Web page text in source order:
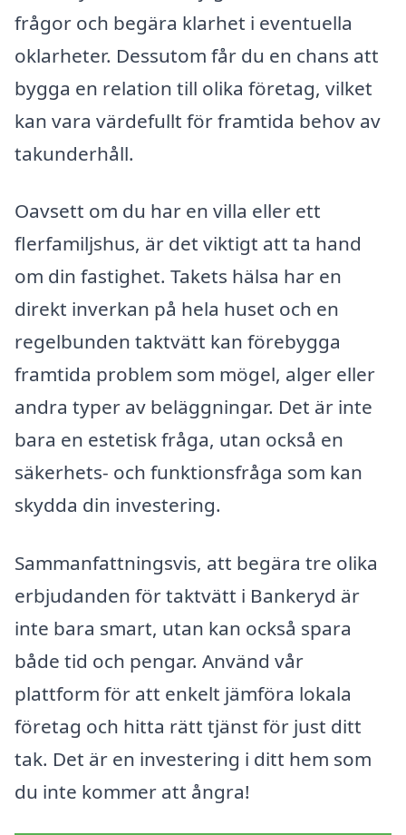
frågor och begära klarhet i eventuella
oklarheter. Dessutom får du en chans att
bygga en relation till olika företag, vilket
kan vara värdefullt för framtida behov av
takunderhåll.
Oavsett om du har en villa eller ett
flerfamiljshus, är det viktigt att ta hand
om din fastighet. Takets hälsa har en
direkt inverkan på hela huset och en
regelbunden taktvätt kan förebygga
framtida problem som mögel, alger eller
andra typer av beläggningar. Det är inte
bara en estetisk fråga, utan också en
säkerhets- och funktionsfråga som kan
skydda din investering.
Sammanfattningsvis, att begära tre olika
erbjudanden för taktvätt i Bankeryd är
inte bara smart, utan kan också spara
både tid och pengar. Använd vår
plattform för att enkelt jämföra lokala
företag och hitta rätt tjänst för just ditt
tak. Det är en investering i ditt hem som
du inte kommer att ångra!